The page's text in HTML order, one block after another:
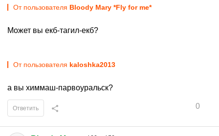
От пользователя Bloody Mary *Fly for me*
Может вы екб-тагил-екб?
От пользователя kaloshka2013
а вы химмаш-парвоуральск?
0
Ответить